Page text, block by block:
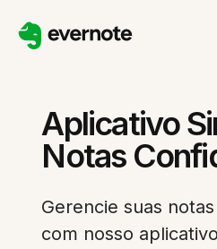
Aplicativo
Notas
Gerencie suas
com nosso